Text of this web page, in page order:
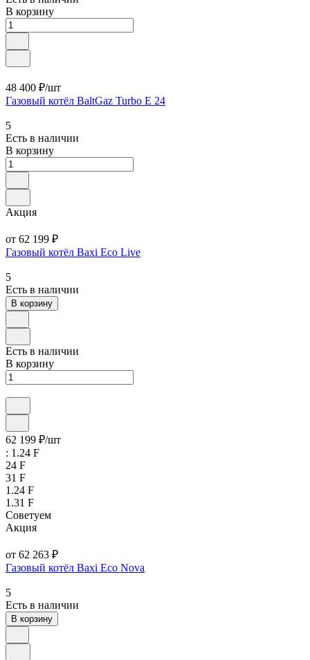
В корзину
48 400 ₽/шт
Газовый котёл BaltGaz Turbo E 24
5
Есть в наличии
В корзину
Акция
от 62 199 ₽
Газовый котёл Baxi Eco Live
5
Есть в наличии
В корзину
Есть в наличии
В корзину
62 199 ₽/шт
: 1.24 F
24 F
31 F
1.24 F
1.31 F
Советуем
Акция
от 62 263 ₽
Газовый котёл Baxi Eco Nova
5
Есть в наличии
В корзину